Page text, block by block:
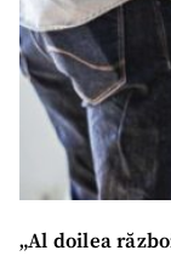
„Al doilea
+
CONTACT